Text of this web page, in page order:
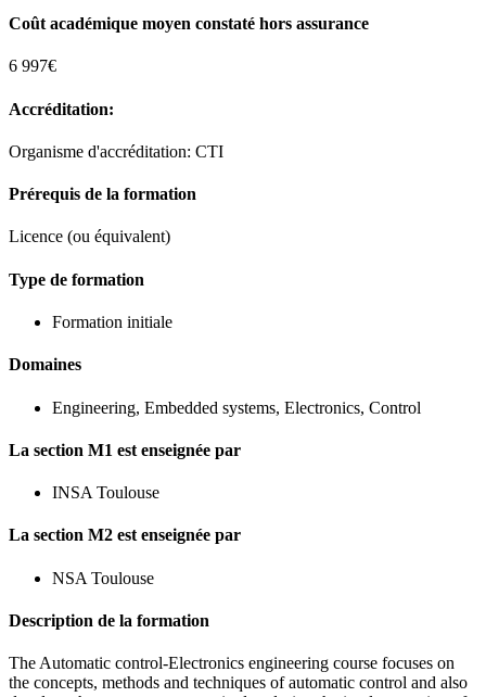
Coût académique moyen constaté hors assurance
6 997€
Accréditation:
Organisme d'accréditation: CTI
Prérequis de la formation
Licence (ou équivalent)
Type de formation
Formation initiale
Domaines
Engineering, Embedded systems, Electronics, Control
La section M1 est enseignée par
INSA Toulouse
La section M2 est enseignée par
NSA Toulouse
Description de la formation
The Automatic control-Electronics engineering course focuses on
the concepts, methods and techniques of automatic control and also